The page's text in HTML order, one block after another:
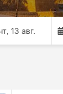
13 авг.